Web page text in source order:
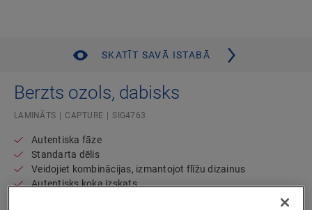
SKATĪT SAVĀ ISTABĀ
Berzts ozols, dabisks
LAMINĀTS CAPTURE SIG4763
Autentiska fāze
Standarta dēlis
Veidojiet kombinācijas, izmantojot flīžu dizainus
Autentisks koka izskats